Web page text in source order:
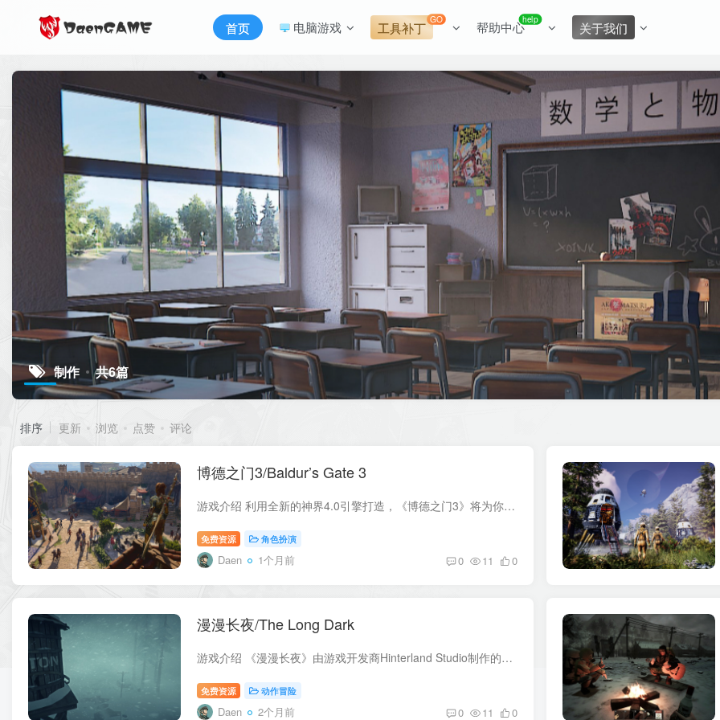
首页 电脑游戏 工具补丁 GO 帮助中心help 关于我们
制作 共6篇
排序 更新 浏览 点赞 评论
博德之门3/Baldur’s Gate 3
游戏介绍 利用全新的神界4.0引擎打造，《博德之门3》将为你提供前所未有的自由度，让你在这个充满角色、危险和欺诈的活跃世界中探索、尝试、互动，并获取实时的反馈。宏大的电影级叙事让你比以...
免费资源 角色扮演
Daen 1个月前 0 11 0
漫漫长夜/The Long Dark
游戏介绍 《漫漫长夜》由游戏开发商Hinterland Studio制作的第一人称生存模拟游戏。这款游戏设计思维紧密，强调在安静但很漂亮的灾后环境中探索。 游戏视频 游戏激活码 版本介绍 v2.50|容量15GB...
免费资源 动作冒险
Daen 2个月前 0 11 0